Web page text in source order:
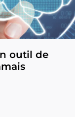
outil de